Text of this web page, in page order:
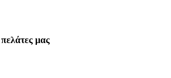
πελάτες μας